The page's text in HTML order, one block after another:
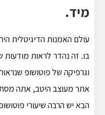
מיד.
עולם האמנות הדיגיטלית
בו. זה נהדר לראות מודעות
וגרפיקה של פוטושופ
אתר מעוצב היטב, אתה
הבא יש הרבה שיעורי